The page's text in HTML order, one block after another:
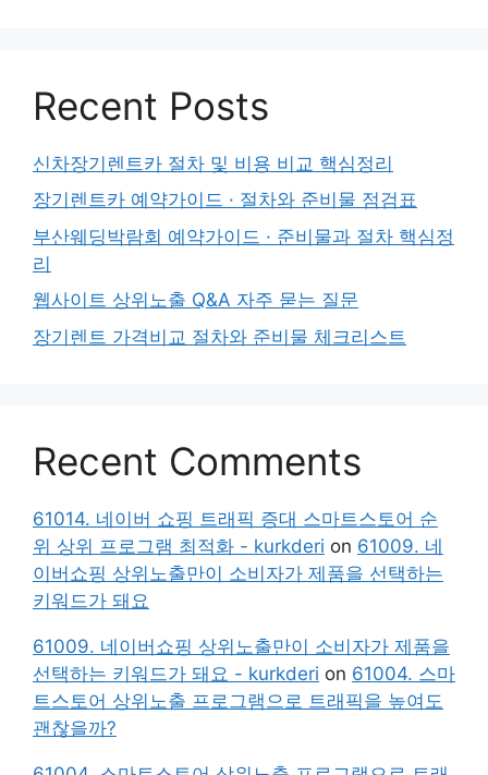
Recent Posts
신차장기렌트카 절차 및 비용 비교 핵심정리
장기렌트카 예약가이드 · 절차와 준비물 점검표
부산웨딩박람회 예약가이드 · 준비물과 절차 핵심정
리
웹사이트 상위노출 Q&A 자주 묻는 질문
장기렌트 가격비교 절차와 준비물 체크리스트
Recent Comments
61014. 네이버 쇼핑 트래픽 증대 스마트스토어 순
위 상위 프로그램 최적화 - kurkderi on 61009. 네
이버쇼핑 상위노출만이 소비자가 제품을 선택하는
키워드가 돼요
61009. 네이버쇼핑 상위노출만이 소비자가 제품을
선택하는 키워드가 돼요 - kurkderi on 61004. 스마
트스토어 상위노출 프로그램으로 트래픽을 높여도
괜찮을까?